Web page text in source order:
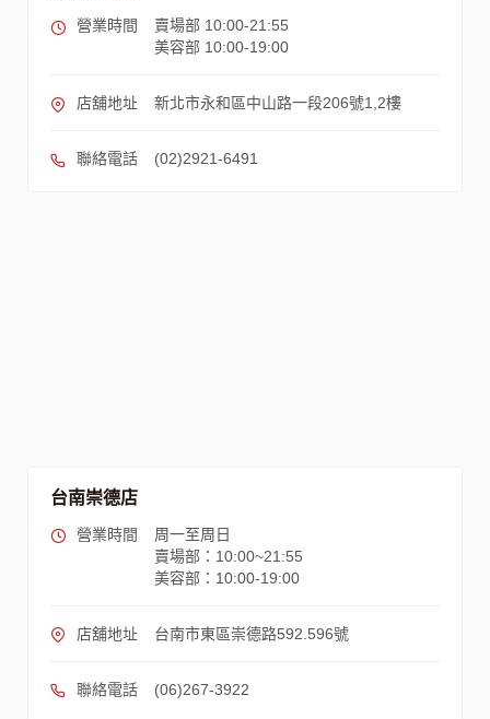
營業時間
賣場部 10:00-21:55
美容部 10:00-19:00
店舖地址 新北市永和區中山路一段206號1,2樓
聯絡電話 (02)2921-6491
台南崇德店
營業時間
周一至周日
賣場部：10:00~21:55
美容部：10:00-19:00
店舖地址 台南市東區崇德路592.596號
聯絡電話 (06)267-3922